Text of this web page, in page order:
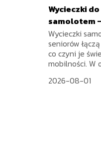
Wycieczki
samolotem
Wycieczki
seniorów
co czyni je
mobilności. W
2026-08-01